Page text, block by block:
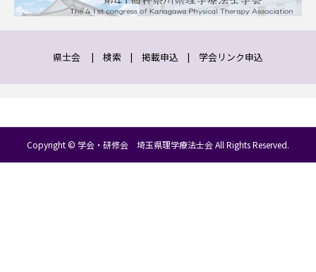
県士会 | 検索 | 掲載申込 | 学会リンク申込
Copyright © 学会・研修会 埼玉県理学療法士会 All Rights Reserved.